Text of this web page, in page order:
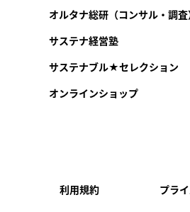
オルタナ総研（コンサル・調査
サステナ経営塾
サステナブル★セレクション
オンラインショップ
利用規約 プラ